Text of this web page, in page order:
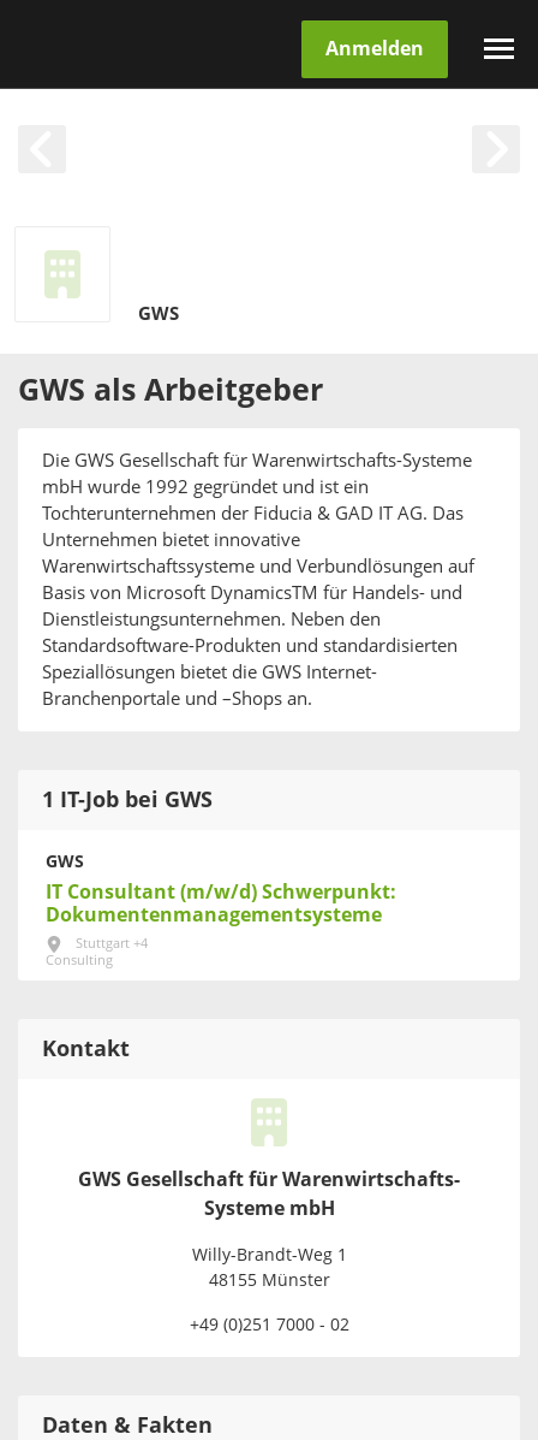
Anmelden
GWS
GWS als Arbeitgeber
Die GWS Gesellschaft für Warenwirtschafts-Systeme
mbH wurde 1992 gegründet und ist ein
Tochterunternehmen der Fiducia & GAD IT AG. Das
Unternehmen bietet innovative
Warenwirtschaftssysteme und Verbundlösungen auf
Basis von Microsoft DynamicsTM für Handels- und
Dienstleistungsunternehmen. Neben den
Standardsoftware-Produkten und standardisierten
Speziallösungen bietet die GWS Internet-
Branchenportale und –Shops an.
1 IT-Job bei GWS
GWS
IT Consultant (m/w/d) Schwerpunkt:
Dokumentenmanagementsysteme
Stuttgart +4
Consulting
Kontakt
GWS Gesellschaft für Warenwirtschafts-
Systeme mbH
Willy-Brandt-Weg 1
48155 Münster
+49 (0)251 7000 - 02
Daten & Fakten